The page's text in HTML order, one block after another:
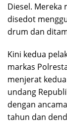
Diesel.
disedot
drum dan
Kini kedua
markas
menjerat
undang
dengan
tahun dan